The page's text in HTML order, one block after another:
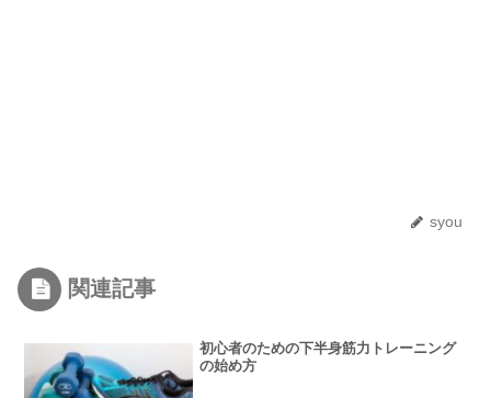
syou
関連記事
初心者のための下半身筋力トレーニング
の始め方